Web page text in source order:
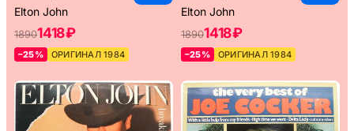
Elton John
18901418 ₽
–25% ОРИГИНАЛ 1984
Elton John
18901418 ₽
–25% ОРИГИНАЛ 1984